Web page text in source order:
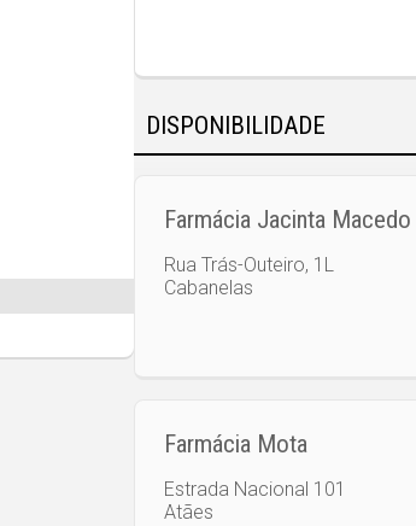
DISPONIBILIDADE
Farmácia Jacinta Macedo
Rua Trás-Outeiro, 1L
Cabanelas
Farmácia Mota
Estrada Nacional 101
Atães